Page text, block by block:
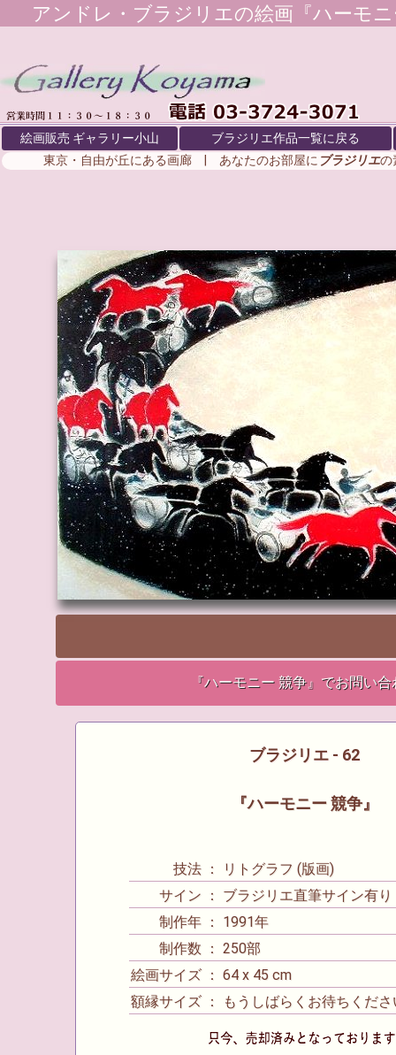
アンドレ・ブラジリエの絵画『ハーモ
絵画販売 ギャラリー小山
ブラジリエ作品一覧に戻る
東京・自由が丘にある画廊 | あなたのお部屋に ブラジリエの
『ハーモニー 競争』でお問い合
ブラジリエ - 62
『ハーモニー 競争』
技法 ： リトグラフ (版画)
サイン ： ブラジリエ直筆サイン有り
制作年 ： 1991年
制作数 ： 250部
絵画サイズ ： 64 x 45 cm
額縁サイズ ： もうしばらくお待ちくだ